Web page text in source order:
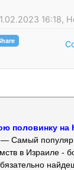
16:18,
половинку на
— Самый
в Израиле -